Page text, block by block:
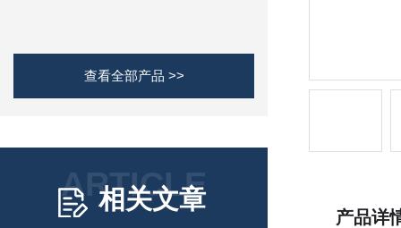
查看全部产品 >>
ARTICLE
相关文章
产品详